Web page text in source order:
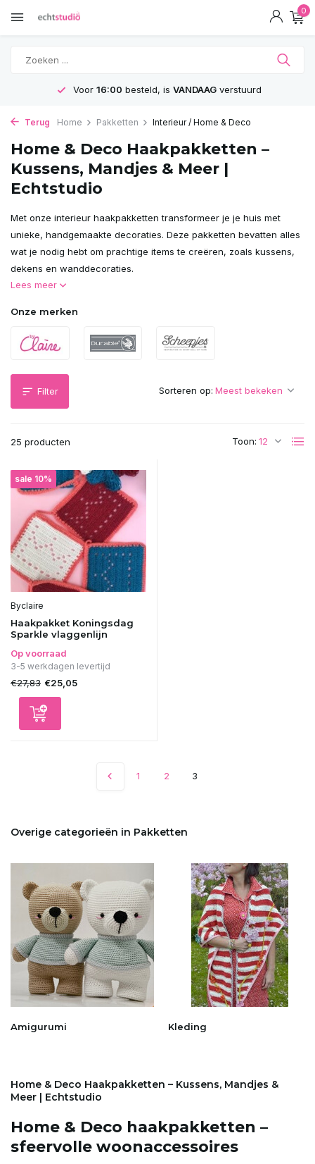
0
Voor 16:00 besteld, is VANDAAGverstuurd
Terug Home Pakketten Interieur / Home & Deco
Home & Deco Haakpakketten –
Kussens, Mandjes & Meer |
Echtstudio
Met onze interieur haakpakketten transformeer je je huis met
unieke, handgemaakte decoraties. Deze pakketten bevatten alles
wat je nodig hebt om prachtige items te creëren, zoals kussens,
dekens en wanddecoraties.
Lees meer
Onze merken
Filter
25 producten Toon:
Sorteren op:
sale 10%
Byclaire
Haakpakket Koningsdag
Sparkle vlaggenlijn
Op voorraad
3-5 werkdagen levertijd
€27,83 €25,05
1 2 3
Overige categorieën in Pakketten
Amigurumi Kleding
Home & Deco Haakpakketten – Kussens, Mandjes &
Meer | Echtstudio
Home & Deco haakpakketten –
sfeervolle woonaccessoires